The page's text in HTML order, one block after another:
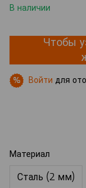
В наличии
Чтобы
% Войти для
Материал
Сталь (2 мм)